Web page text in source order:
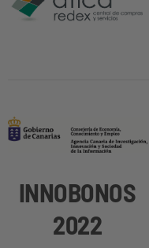
INNOBONOS
2022